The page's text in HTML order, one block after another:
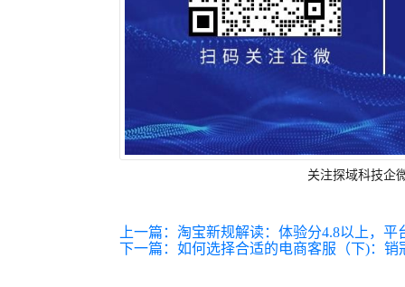
关注探域科技企
上一篇： 淘宝新规解读：体验分4.8以上，平
下一篇： 如何选择合适的电商客服（下)：